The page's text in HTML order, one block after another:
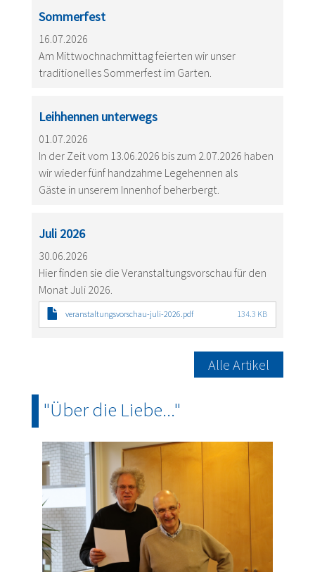
Sommerfest
16.07.2026
Am Mittwochnachmittag feierten wir unser
traditionelles Sommerfest im Garten.
Leihhennen unterwegs
01.07.2026
In der Zeit vom 13.06.2026 bis zum 2.07.2026 haben
wir wieder fünf handzahme Legehennen als
Gäste in unserem Innenhof beherbergt.
Juli 2026
30.06.2026
Hier finden sie die Veranstaltungsvorschau für den
Monat Juli 2026.
veranstaltungsvorschau-juli-2026.pdf 134.3 KB
Alle Artikel
"Über die Liebe..."